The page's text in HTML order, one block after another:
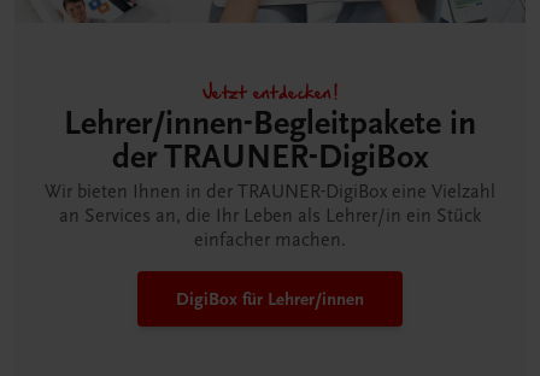
Jetzt entdecken!
Lehrer/innen-Begleitpakete in
der TRAUNER-DigiBox
Wir bieten Ihnen in der TRAUNER-DigiBox eine Vielzahl
an Services an, die Ihr Leben als Lehrer/in ein Stück
einfacher machen.
DigiBox für Lehrer/innen